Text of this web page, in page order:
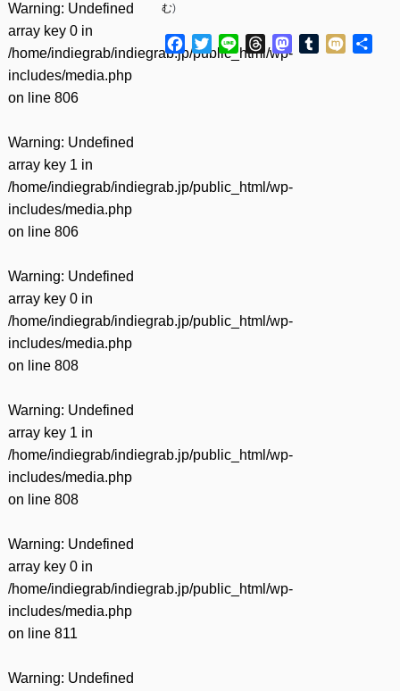
Warning: Undefined
array key 0 in
/home/indiegrab/indiegrab.jp/public_html/wp-
includes/media.php
on line 806
Warning: Undefined
array key 1 in
/home/indiegrab/indiegrab.jp/public_html/wp-
includes/media.php
on line 806
Warning: Undefined
array key 0 in
/home/indiegrab/indiegrab.jp/public_html/wp-
includes/media.php
on line 808
Warning: Undefined
array key 1 in
/home/indiegrab/indiegrab.jp/public_html/wp-
includes/media.php
on line 808
Warning: Undefined
array key 0 in
/home/indiegrab/indiegrab.jp/public_html/wp-
includes/media.php
on line 811
Warning: Undefined
む)
Facebook
TwitterLine ThreadsMastodon
Tumblr
Mixi